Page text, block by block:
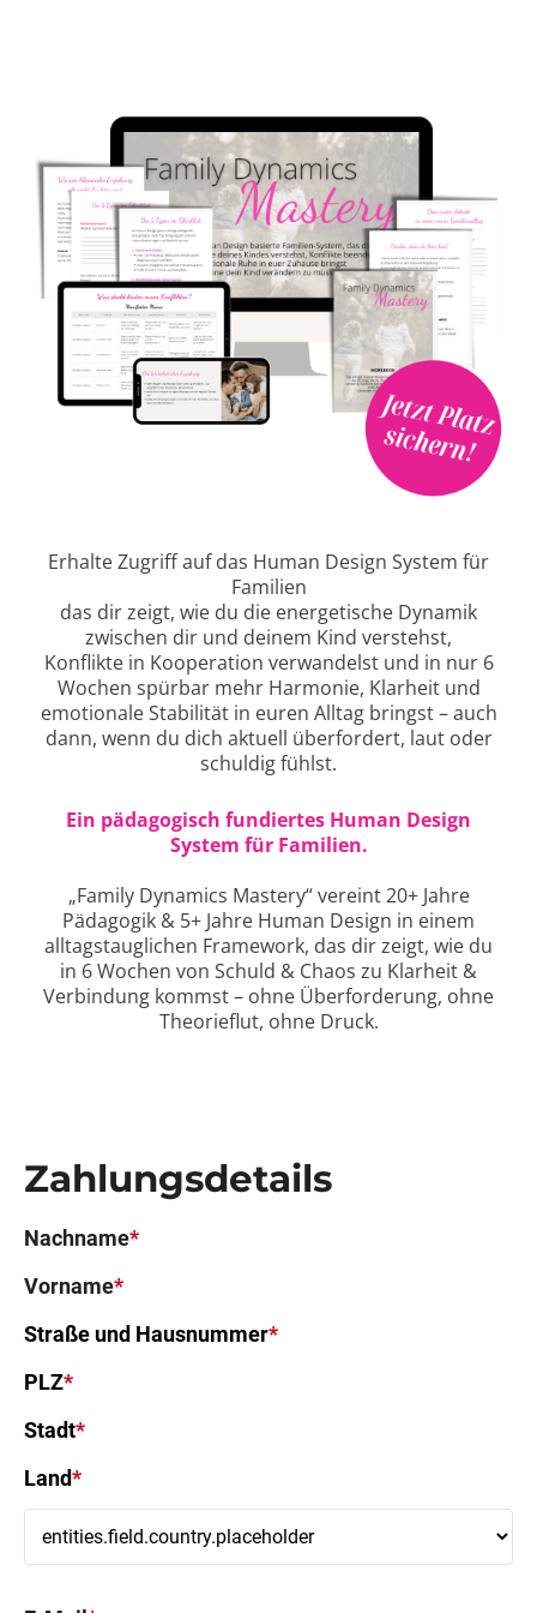
Erhalte Zugriff auf das Human Design System für
Familien
das dir zeigt, wie du die energetische Dynamik
zwischen dir und deinem Kind verstehst,
Konflikte in Kooperation verwandelst und in nur 6
Wochen spürbar mehr Harmonie, Klarheit und
emotionale Stabilität in euren Alltag bringst – auch
dann, wenn du dich aktuell überfordert, laut oder
schuldig fühlst.
Ein pädagogisch fundiertes Human Design
System für Familien.
„Family Dynamics Mastery“ vereint 20+ Jahre
Pädagogik & 5+ Jahre Human Design in einem
alltagstauglichen Framework, das dir zeigt, wie du
in 6 Wochen von Schuld & Chaos zu Klarheit &
Verbindung kommst – ohne Überforderung, ohne
Theorieflut, ohne Druck.
Zahlungsdetails
Nachname*
Vorname*
Straße und Hausnummer*
PLZ*
Stadt*
Land*